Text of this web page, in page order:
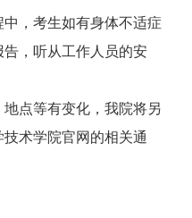
中，考生如有身体不适症
，听从工作人员的安
地点等有变化，我院将另
术学院官网的相关通